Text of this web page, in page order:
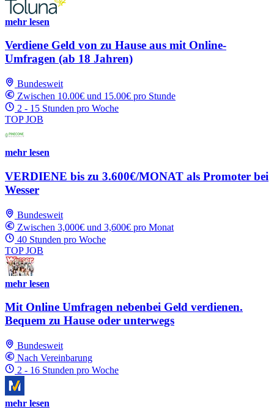
mehr lesen
Verdiene Geld von zu Hause aus mit Online-
Umfragen (ab 18 Jahren)
Bundesweit
Zwischen 10.00€ und 15.00€ pro Stunde
2 - 15 Stunden pro Woche
TOP JOB
mehr lesen
VERDIENE bis zu 3.600€/MONAT als Promoter bei
Wesser
Bundesweit
Zwischen 3,000€ und 3,600€ pro Monat
40 Stunden pro Woche
TOP JOB
mehr lesen
Mit Online Umfragen nebenbei Geld verdienen.
Bequem zu Hause oder unterwegs
Bundesweit
Nach Vereinbarung
2 - 16 Stunden pro Woche
mehr lesen